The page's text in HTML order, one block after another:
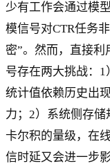
少有工作会通过模
模信号对CTR任务
密”。然而，直接
号存在两大挑战：
统计值依赖历史出
力；2）系统侧存
卡尔积的量级，在
信时延又会进一步